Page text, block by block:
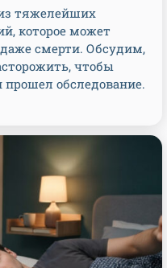
тяжелейших
которое может
смерти. Обсудим,
чтобы
прошел обследование.